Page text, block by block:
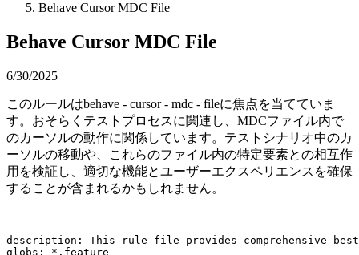
Behave Cursor MDC File
Behave Cursor MDC File
6/30/2025
このルールはbehave - cursor - mdc - fileに焦点を当てていま
す。おそらくテストプロセスに関連し、MDCファイル内で
のカーソルの動作に関係しています。テストシナリオ中のカ
ーソルの移動や、これらのファイル内の特定要素との相互作
用を検証し、適切な機能とユーザーエクスペリエンスを確保
することが含まれるかもしれません。
description: This rule file provides comprehensive
globs: *.feature